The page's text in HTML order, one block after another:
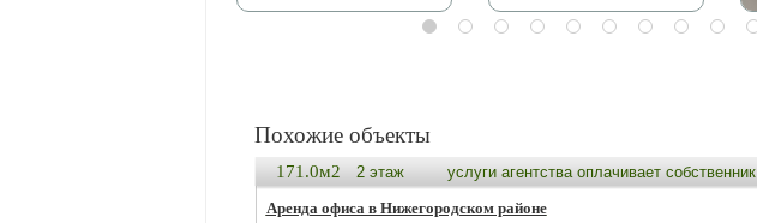
Похожие объекты
171.0м2 2 этаж
услуги агентства оплачивает собственник
Аренда офиса в Нижегородском районе